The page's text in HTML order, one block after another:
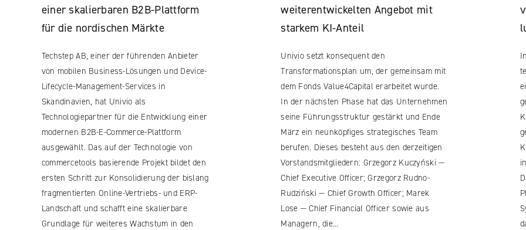
einer skalierbaren B2B-Plattform
für die nordischen Märkte
Techstep AB, einer der führenden Anbieter
von mobilen Business-Lösungen und Device-
Lifecycle-Management-Services in
Skandinavien, hat Univio als
Technologiepartner für die Entwicklung einer
modernen B2B-E-Commerce-Plattform
ausgewählt. Das auf der Technologie von
commercetools basierende Projekt bildet den
ersten Schritt zur Konsolidierung der bislang
fragmentierten Online-Vertriebs- und ERP-
Landschaft und schafft eine skalierbare
Grundlage für weiteres Wachstum in den
weiterentwickelten Angebot mit
starkem KI-Anteil
Univio setzt konsequent den
Transformationsplan um, der gemeinsam mit
dem Fonds Value4Capital erarbeitet wurde.
In der nächsten Phase hat das Unternehmen
seine Führungsstruktur gestärkt und Ende
März ein neunköpfiges strategisches Team
berufen. Dieses besteht aus den derzeitigen
Vorstandsmitgliedern: Grzegorz Kuczyński —
Chief Executive Officer; Grzegorz Rudno-
Rudziński — Chief Growth Officer; Marek
Lose — Chief Financial Officer sowie aus
Managern, die…